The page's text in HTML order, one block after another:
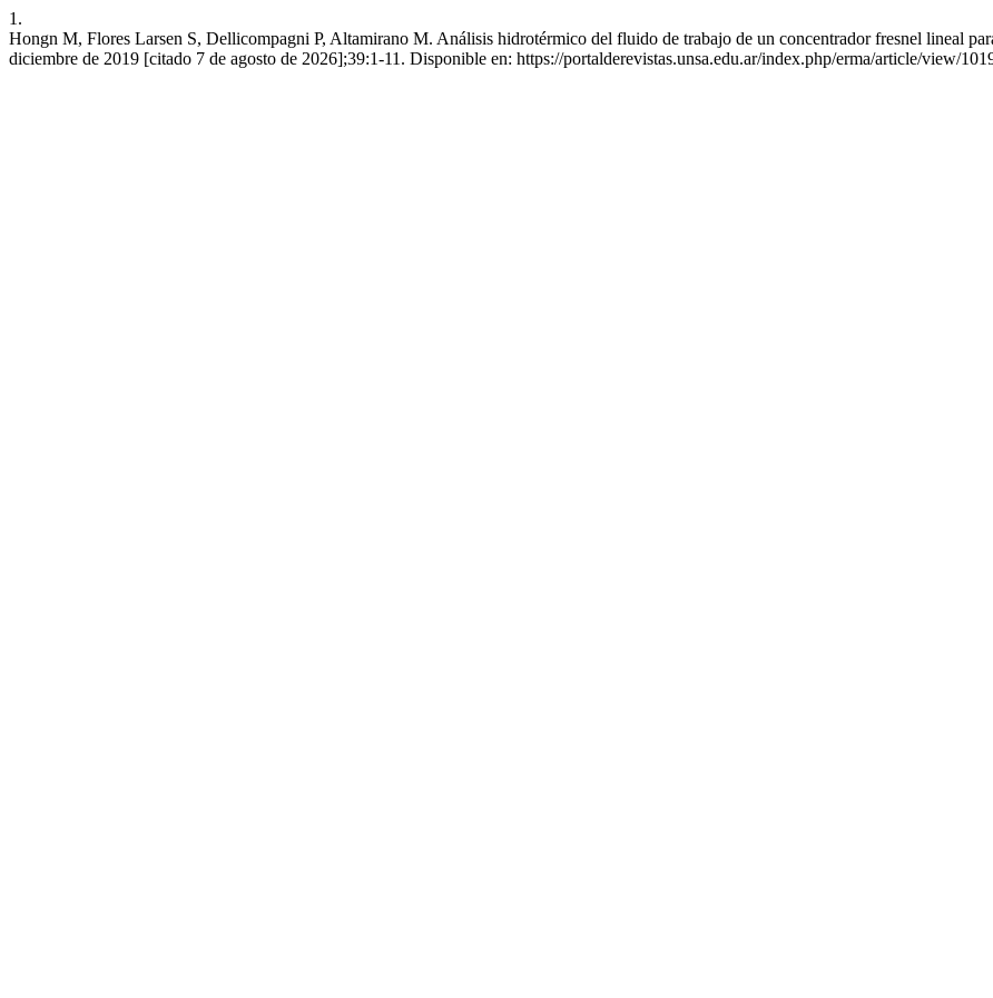
1.
Hongn M, Flores Larsen S, Dellicompagni P, Altamirano M. Análisis hidrotérmico del fluido de trabajo de un concentrador fresnel lineal
diciembre de 2019 [citado 7 de agosto de 2026];39:1-11. Disponible en: https://portalderevistas.unsa.edu.ar/index.php/erma/article/view/